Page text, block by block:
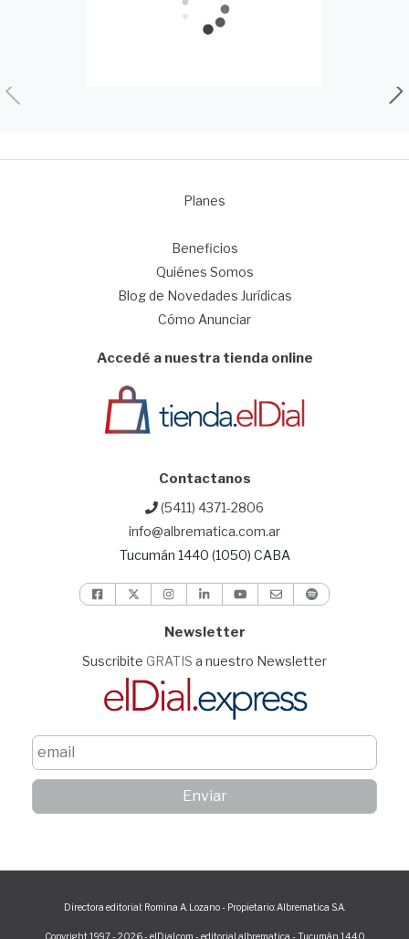
Planes
Beneficios
Quiénes Somos
Blog de Novedades Jurídicas
Cómo Anunciar
Accedé a nuestra tienda online
Contactanos
(5411) 4371-2806
info@albrematica.com.ar
Tucumán 1440 (1050) CABA
Newsletter
Suscribite GRATIS a nuestro Newsletter
Directora editorial: Romina A. Lozano - Propietario: Albrematica S.A.
Copyright 1997 - 2026 - elDial.com - editorial albrematica - Tucumán 1440